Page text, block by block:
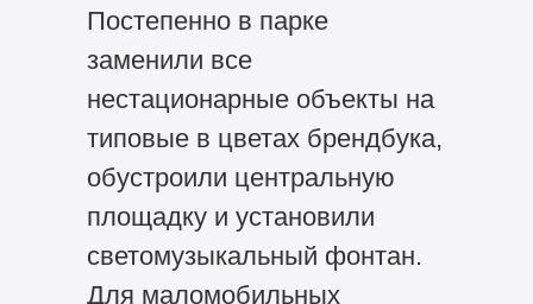
Постепенно в парке
заменили все
нестационарные объекты на
типовые в цветах брендбука,
обустроили центральную
площадку и установили
светомузыкальный фонтан.
Для маломобильных